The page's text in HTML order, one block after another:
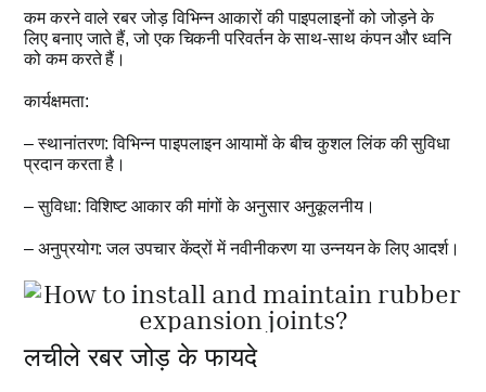
कम करने वाले रबर जोड़ विभिन्न आकारों की पाइपलाइनों को जोड़ने के
लिए बनाए जाते हैं, जो एक चिकनी परिवर्तन के साथ-साथ कंपन और ध्वनि
को कम करते हैं।
कार्यक्षमता:
– स्थानांतरण: विभिन्न पाइपलाइन आयामों के बीच कुशल लिंक की सुविधा
प्रदान करता है।
– सुविधा: विशिष्ट आकार की मांगों के अनुसार अनुकूलनीय।
– अनुप्रयोग: जल उपचार केंद्रों में नवीनीकरण या उन्नयन के लिए आदर्श।
लचीले रबर जोड़ के फायदे